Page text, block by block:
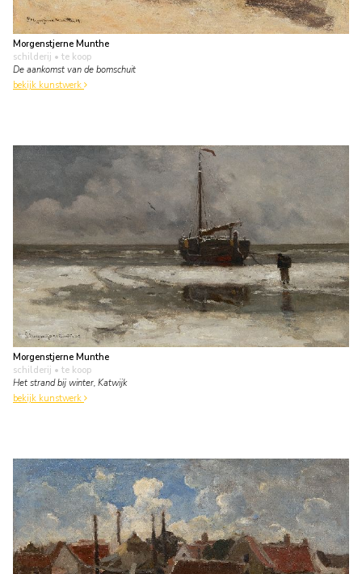
Morgenstjerne Munthe
schilderij • te koop
De aankomst van de bomschuit
bekijk kunstwerk
Morgenstjerne Munthe
schilderij • te koop
Het strand bij winter, Katwijk
bekijk kunstwerk